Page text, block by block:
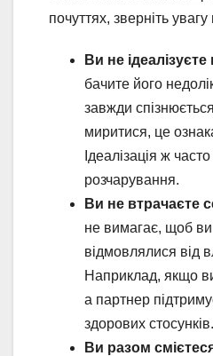
почуттях, зверніть
Ви не
бачите його
завжди
миритися, це
Ідеалізація ж
розчарування.
Ви не втрачаєте
не вимагає, щоб
відмовлялися від
Наприклад, якщо
а партнер
здорових стосунків.
Ви разом